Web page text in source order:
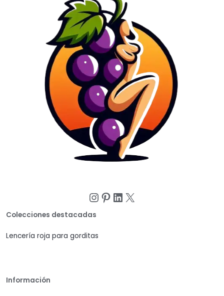
Instagram
Pinterest
LinkedIn
X
Colecciones destacadas
Lencería roja para gorditas
Información